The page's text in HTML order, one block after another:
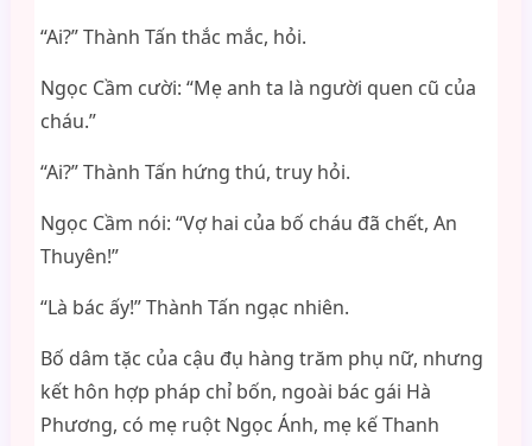
“Ai?” Thành Tấn thắc mắc, hỏi.
Ngọc Cầm cười: “Mẹ anh ta là người quen cũ của
cháu.”
“Ai?” Thành Tấn hứng thú, truy hỏi.
Ngọc Cầm nói: “Vợ hai của bố cháu đã chết, An
Thuyên!”
“Là bác ấy!” Thành Tấn ngạc nhiên.
Bố dâm tặc của cậu đụ hàng trăm phụ nữ, nhưng
kết hôn hợp pháp chỉ bốn, ngoài bác gái Hà
Phương, có mẹ ruột Ngọc Ánh, mẹ kế Thanh